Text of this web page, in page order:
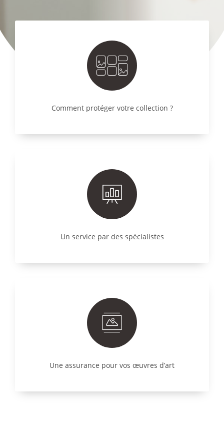
Comment protéger votre collection ?
Un service par des spécialistes
Une assurance pour vos œuvres d’art